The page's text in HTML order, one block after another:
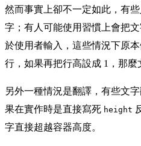
然而事實上卻不一定如此，有
字；有人可能使用習慣上會把
於使用者輸入，這些情況下原
行，如果再把行高設成 1，那麼
另外一種情況是翻譯，有些文
果在實作時是直接寫死 height
字直接超越容器高度。